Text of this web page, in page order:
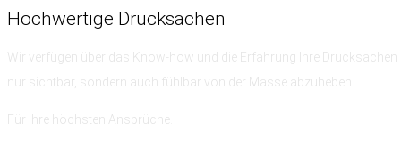
Hochwertige Drucksachen
Wir verfügen über das Know-how und die Erfahrung
Ihre
nur sichtbar, sondern auch fühlbar von der Masse abzuheben.
Für Ihre höchsten Ansprüche.